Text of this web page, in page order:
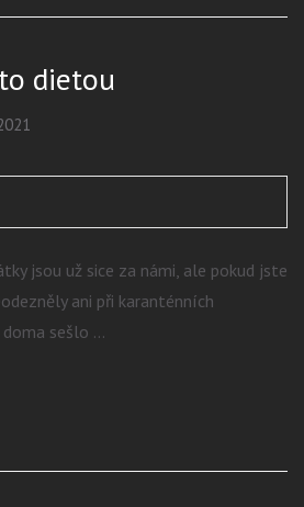
dietou
jsou už sice za námi, ale pokud jste
ani při karanténních
sešlo …